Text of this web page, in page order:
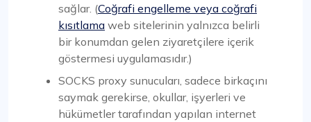
sağlar. (Coğrafi engelleme veya coğrafi
kısıtlama web sitelerinin yalnızca belirli
bir konumdan gelen ziyaretçilere içerik
göstermesi uygulamasıdır.)
SOCKS proxy sunucuları, sadece birkaçını
saymak gerekirse, okullar, işyerleri ve
hükümetler tarafından yapılan internet